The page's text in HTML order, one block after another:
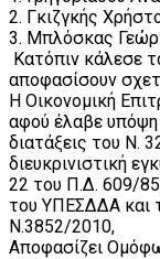
2. Γκιζγκής
3. Μπλόσκας
Κατόπιν κάλεσε
αποφασίσουν
Η Οικονομική
αφού έλαβε υπόψη
διατάξεις του Ν.
διευκρινιστική
22 του Π.Δ. 609/
του ΥΠΕΣΔΔΑ και
Ν.3852/2010,
Αποφασίζει